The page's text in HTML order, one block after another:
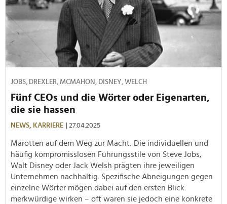
JOBS, DREXLER, MCMAHON, DISNEY, WELCH
Fünf CEOs und die Wörter oder Eigenarten,
die sie hassen
NEWS, KARRIERE | 27.04.2025
Marotten auf dem Weg zur Macht: Die individuellen und
häufig kompromisslosen Führungsstile von Steve Jobs,
Walt Disney oder Jack Welsh prägten ihre jeweiligen
Unternehmen nachhaltig. Spezifische Abneigungen gegen
einzelne Wörter mögen dabei auf den ersten Blick
merkwürdige wirken – oft waren sie jedoch eine konkrete